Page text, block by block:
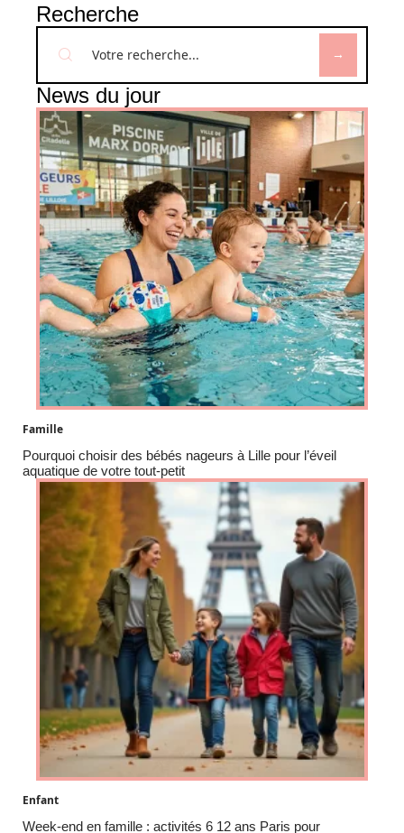
Recherche
News du jour
Famille
Pourquoi choisir des bébés nageurs à Lille pour l’éveil
aquatique de votre tout-petit
Enfant
Week-end en famille : activités 6 12 ans Paris pour